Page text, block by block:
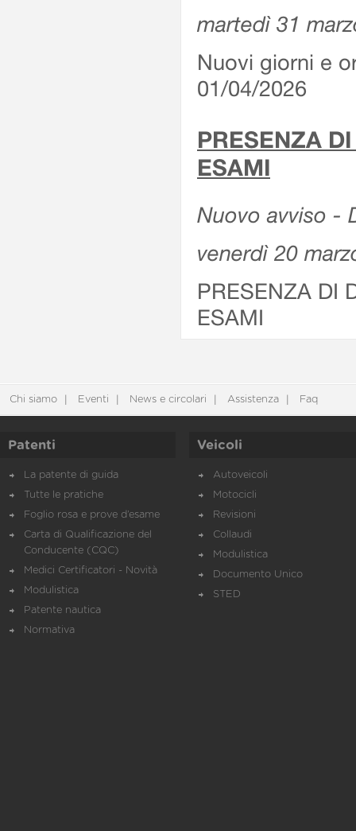
martedì 31
Nuovi giorni e
01/04/2026
PRESENZA
ESAMI
Nuovo avviso -
venerdì 20
PRESENZA DI
ESAMI
Chi siamo Eventi News e circolari Assistenza Faq
Patenti
La patente di guida
Tutte le pratiche
Foglio rosa e prove d’esame
Carta di Qualificazione del
Conducente (CQC)
Medici Certificatori - Novità
Modulistica
Patente nautica
Normativa
Veicoli
Autoveicoli
Motocicli
Revisioni
Collaudi
Modulistica
Documento Unico
STED